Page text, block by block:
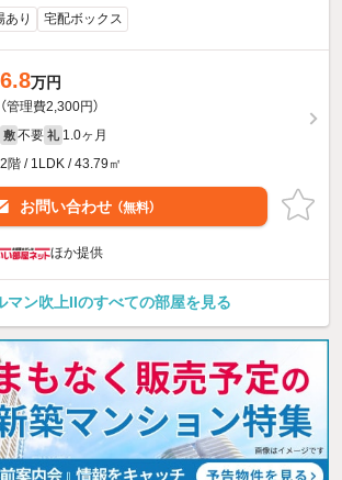
あり 宅配ボックス
6.8万円
（管理費2,300円）
敷 不要 礼 1.0ヶ月
2階 / 1LDK / 43.79㎡
お問い合わせ （無料）
ほか提供
マン吹上IIのすべての部屋を見る